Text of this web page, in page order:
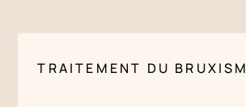
TRAITEMENT DU